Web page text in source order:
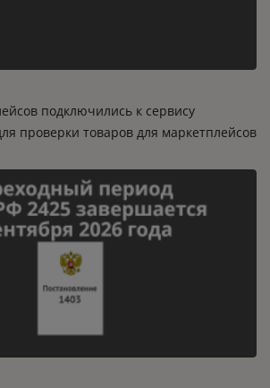
подключились к сервису
проверки товаров для маркетплейсов